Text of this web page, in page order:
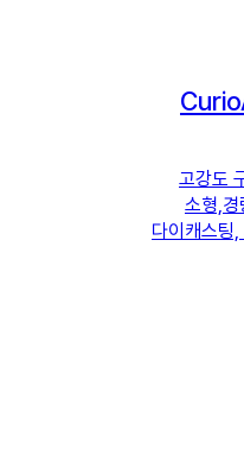
고강도
소형,경
다이캐스팅